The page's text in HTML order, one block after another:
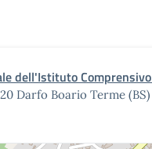
dell'Istituto
Darfo Boario Terme (BS)